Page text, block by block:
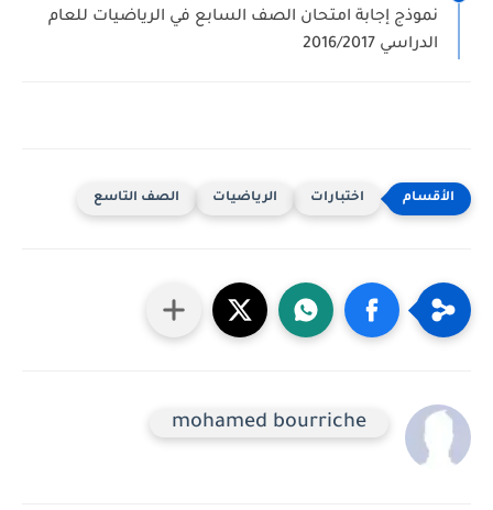
نموذج إجابة امتحان الصف السابع في الرياضيات للعام
الدراسي 2016/2017
اختبارات الرياضيات الصف التاسع
mohamed bourriche